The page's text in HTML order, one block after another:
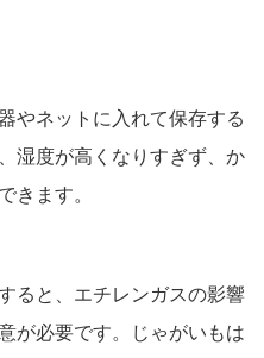
やネットに入れて保存する
湿度が高くなりすぎず、か
きます。
ると、エチレンガスの影響
が必要です。じゃがいもは